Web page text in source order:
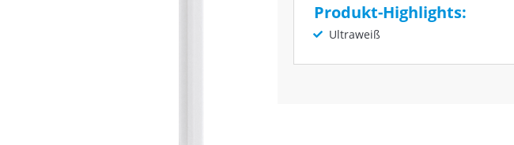
Produkt-Highlights:
Ultraweiß